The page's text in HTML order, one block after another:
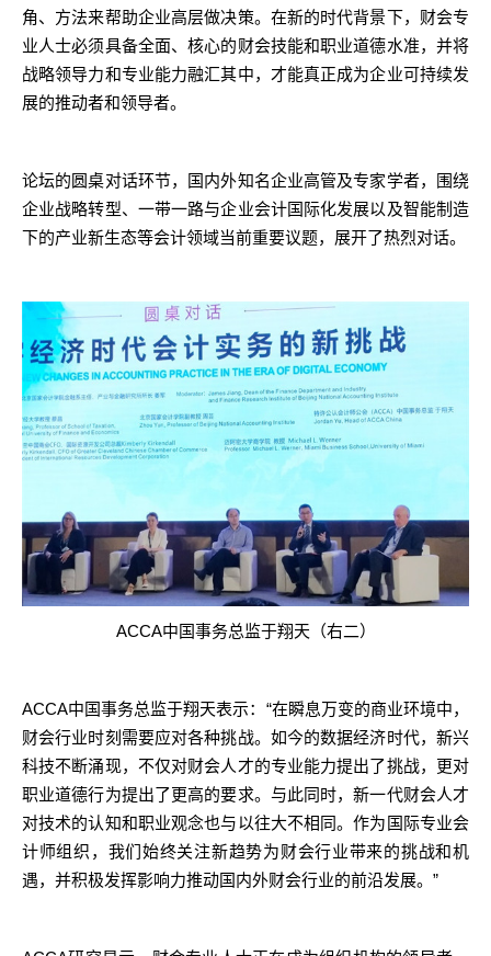
角、方法来帮助企业高层做决策。在新的时代背景下，财会专
业人士必须具备全面、核心的财会技能和职业道德水准，并将
战略领导力和专业能力融汇其中，才能真正成为企业可持续发
展的推动者和领导者。
论坛的圆桌对话环节，国内外知名企业高管及专家学者，围绕
企业战略转型、一带一路与企业会计国际化发展以及智能制造
下的产业新生态等会计领域当前重要议题，展开了热烈对话。
ACCA中国事务总监于翔天（右二）
ACCA中国事务总监于翔天表示： “在瞬息万变的商业环境中，
财会行业时刻需要应对各种挑战。如今的数据经济时代，新兴
科技不断涌现，不仅对财会人才的专业能力提出了挑战，更对
职业道德行为提出了更高的要求。与此同时，新一代财会人才
对技术的认知和职业观念也与以往大不相同。作为国际专业会
计师组织， 我们始终关注新趋势为财会行业带来的挑战和机
遇，并积极发挥影响力推动国内外财会行业的前沿发展。 ”